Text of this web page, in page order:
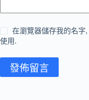
在瀏覽器儲存我的名字
使用.
發佈留言